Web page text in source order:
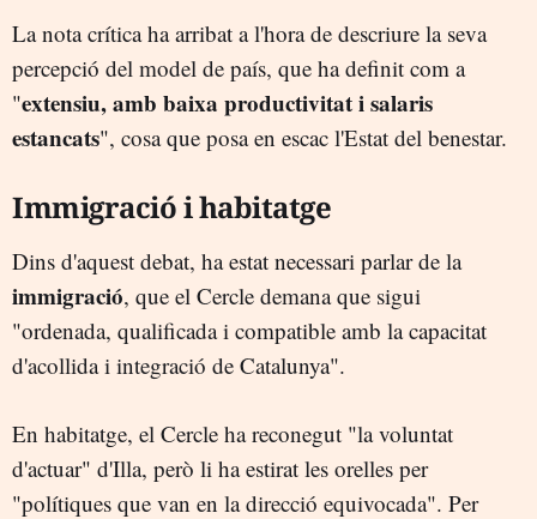
La nota crítica ha arribat a l'hora de descriure la seva
percepció del model de país, que ha definit com a
"extensiu, amb baixa productivitat i salaris
estancats", cosa que posa en escac l'Estat del benestar.
Immigració i habitatge
Dins d'aquest debat, ha estat necessari parlar de la
immigració, que el Cercle demana que sigui
"ordenada, qualificada i compatible amb la capacitat
d'acollida i integració de Catalunya".
En habitatge, el Cercle ha reconegut "la voluntat
d'actuar" d'Illa, però li ha estirat les orelles per
"polítiques que van en la direcció equivocada". Per